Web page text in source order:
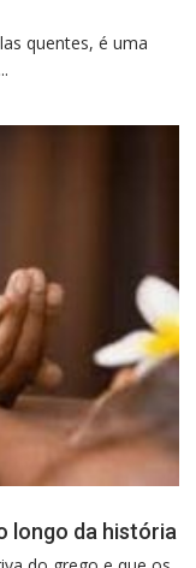
quentes, é uma
longo da história